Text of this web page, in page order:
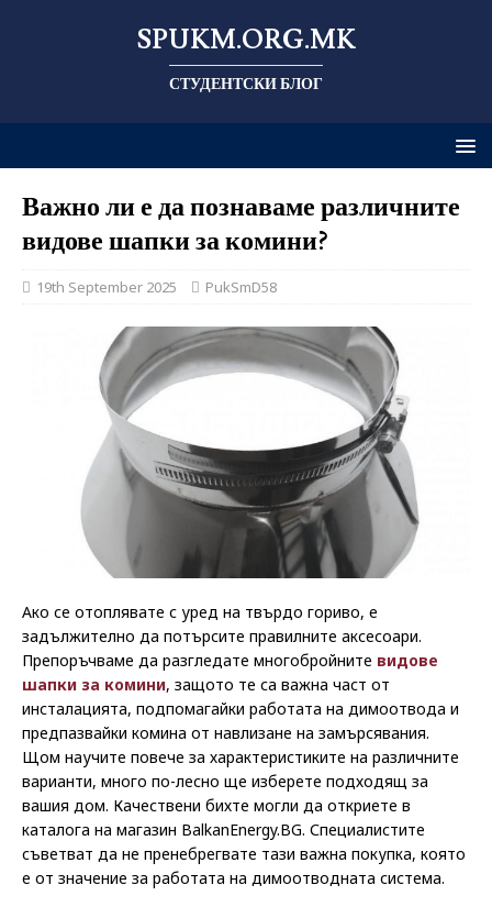
SPUKM.ORG.MK
СТУДЕНТСКИ БЛОГ
Важно ли е да познаваме различните
видове шапки за комини?
19th September 2025 PukSmD58
Ако се отоплявате с уред на твърдо гориво, е
задължително да потърсите правилните аксесоари.
Препоръчваме да разгледате многобройните видове
шапки за комини, защото те са важна част от
инсталацията, подпомагайки работата на димоотвода и
предпазвайки комина от навлизане на замърсявания.
Щом научите повече за характеристиките на различните
варианти, много по-лесно ще изберете подходящ за
вашия дом. Качествени бихте могли да откриете в
каталога на магазин BalkanEnergy.BG. Специалистите
съветват да не пренебрегвате тази важна покупка, която
е от значение за работата на димоотводната система.